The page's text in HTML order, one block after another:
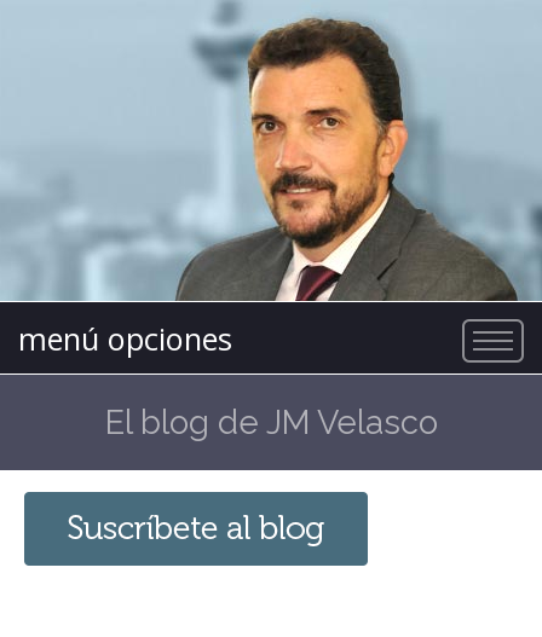
menú opciones
El blog de JM Velasco